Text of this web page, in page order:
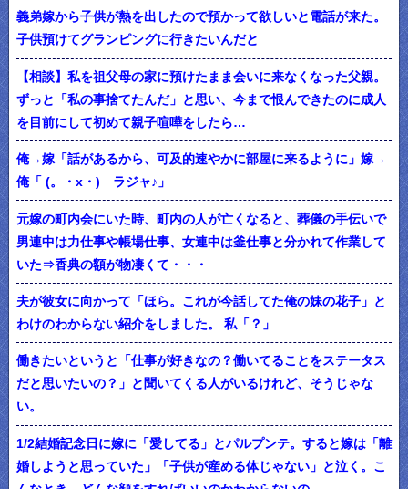
義弟嫁から子供が熱を出したので預かって欲しいと電話が来た。
子供預けてグランピングに行きたいんだと
【相談】私を祖父母の家に預けたまま会いに来なくなった父親。
ずっと「私の事捨てたんだ」と思い、今まで恨んできたのに成人
を目前にして初めて親子喧嘩をしたら…
俺→嫁「話があるから、可及的速やかに部屋に来るように」嫁→
俺「 (。・x・)ゞラジャ♪」
元嫁の町内会にいた時、町内の人が亡くなると、葬儀の手伝いで
男連中は力仕事や帳場仕事、女連中は釜仕事と分かれて作業して
いた⇒香典の額が物凄くて・・・
夫が彼女に向かって「ほら。これが今話してた俺の妹の花子」と
わけのわからない紹介をしました。 私「？」
働きたいというと「仕事が好きなの？働いてることをステータス
だと思いたいの？」と聞いてくる人がいるけれど、そうじゃな
い。
1/2結婚記念日に嫁に「愛してる」とパルプンテ。すると嫁は「離
婚しようと思っていた」「子供が産める体じゃない」と泣く。こ